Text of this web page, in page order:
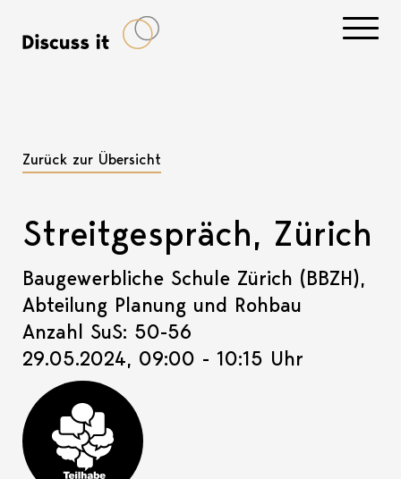
Zurück zur Übersicht
Streitgespräch, Zürich
Baugewerbliche Schule Zürich (BBZH),
Abteilung Planung und Rohbau
Anzahl SuS: 50-56
29.05.2024, 09:00 - 10:15 Uhr
Teilhabe-Projekt